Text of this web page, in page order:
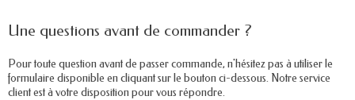
Une questions avant de commander ?
Pour toute question avant de passer commande, n'hésitez pas à utiliser le
formulaire disponible en cliquant sur le bouton ci-dessous. Notre service
client est à votre disposition pour vous répondre.